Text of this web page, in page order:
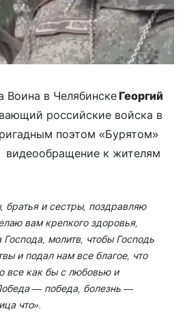
Воина в ЧелябинскеГеоргий
российские войска в
поэтом «Бурятом»
видеообращение к жителям
братья и сестры, поздравляю
вам крепкого здоровья,
молитв, чтобы Господь
и подал нам все благое, что
все как бы с любовью и
— победа, болезнь —
что».